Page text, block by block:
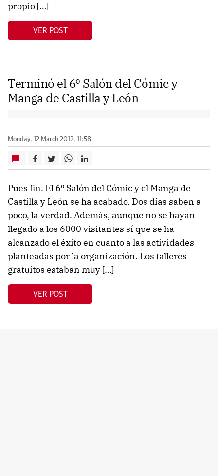
propio […]
VER POST
Terminó el 6º Salón del Cómic y
Manga de Castilla y León
Monday, 12 March 2012, 11:58
Pues fin. El 6º Salón del Cómic y el Manga de
Castilla y León se ha acabado. Dos días saben a
poco, la verdad. Además, aunque no se hayan
llegado a los 6000 visitantes sí que se ha
alcanzado el éxito en cuanto a las actividades
planteadas por la organización. Los talleres
gratuitos estaban muy […]
VER POST